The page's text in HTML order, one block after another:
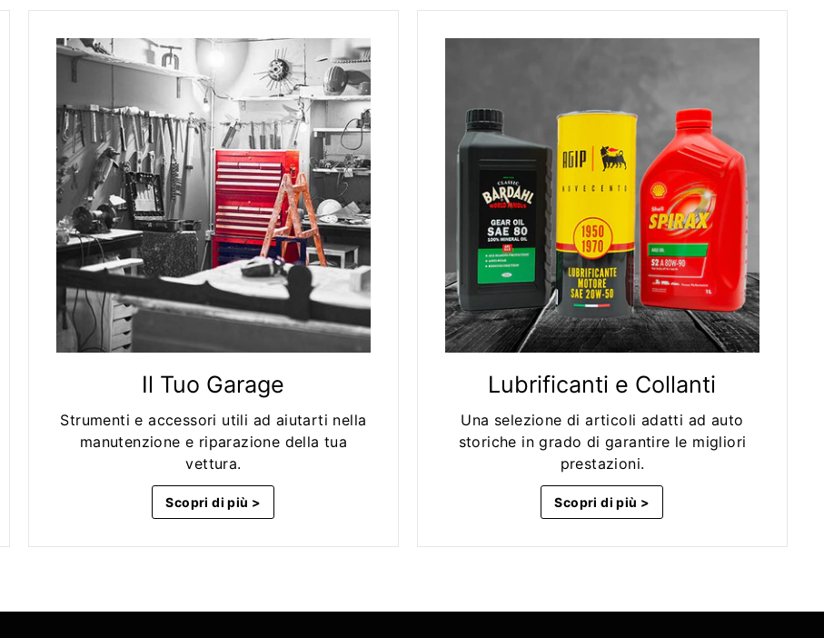
Il Tuo Garage
Strumenti e accessori utili ad aiutarti nella
manutenzione e riparazione della tua
vettura.
Scopri di più >
Lubrificanti e Collanti
Una selezione di articoli adatti ad auto
storiche in grado di garantire le migliori
prestazioni.
Scopri di più >